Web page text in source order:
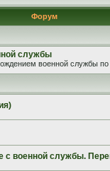
Форум
службы
военной службы по
с военной службы.